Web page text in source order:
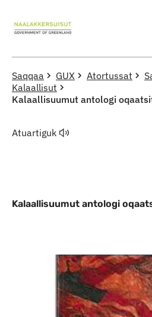
Saqqaa GUX Atortussat
Kalaallisut
Kalaallisuumut antologi
Atuartiguk
Kalaallisuumut antologi